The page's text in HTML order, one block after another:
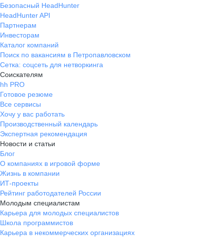
Безопасный HeadHunter
HeadHunter API
Партнерам
Инвесторам
Каталог компаний
Поиск по вакансиям в Петропавловском
Сетка: соцсеть для нетворкинга
Соискателям
hh PRO
Готовое резюме
Все сервисы
Хочу у вас работать
Производственный календарь
Экспертная рекомендация
Новости и статьи
Блог
О компаниях в игровой форме
Жизнь в компании
ИТ-проекты
Рейтинг работодателей России
Молодым специалистам
Карьера для молодых специалистов
Школа программистов
Карьера в некоммерческих организациях